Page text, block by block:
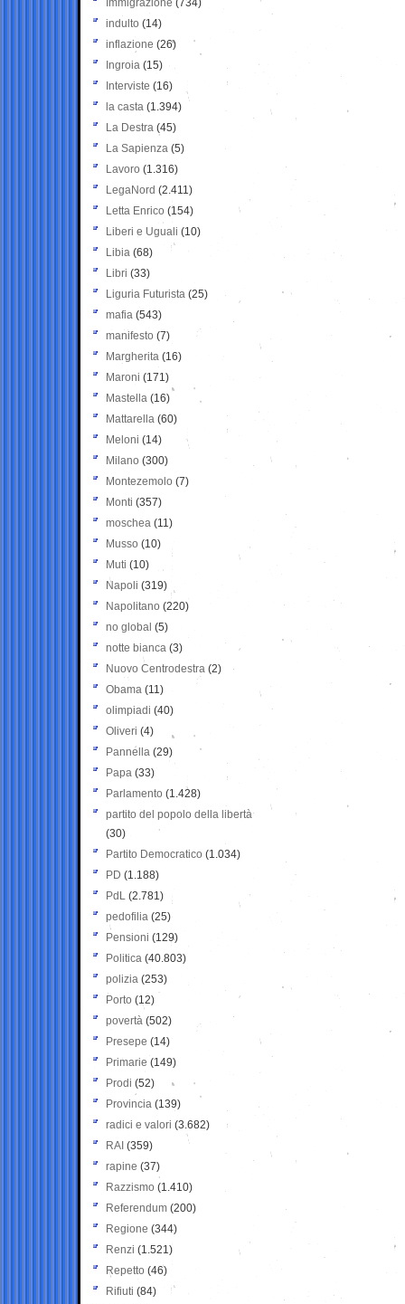
Immigrazione (734)
indulto (14)
inflazione (26)
Ingroia (15)
Interviste (16)
la casta (1.394)
La Destra (45)
La Sapienza (5)
Lavoro (1.316)
LegaNord (2.411)
Letta Enrico (154)
Liberi e Uguali (10)
Libia (68)
Libri (33)
Liguria Futurista (25)
mafia (543)
manifesto (7)
Margherita (16)
Maroni (171)
Mastella (16)
Mattarella (60)
Meloni (14)
Milano (300)
Montezemolo (7)
Monti (357)
moschea (11)
Musso (10)
Muti (10)
Napoli (319)
Napolitano (220)
no global (5)
notte bianca (3)
Nuovo Centrodestra (2)
Obama (11)
olimpiadi (40)
Oliveri (4)
Pannella (29)
Papa (33)
Parlamento (1.428)
partito del popolo della libertà
(30)
Partito Democratico (1.034)
PD (1.188)
PdL (2.781)
pedofilia (25)
Pensioni (129)
Politica (40.803)
polizia (253)
Porto (12)
povertà (502)
Presepe (14)
Primarie (149)
Prodi (52)
Provincia (139)
radici e valori (3.682)
RAI (359)
rapine (37)
Razzismo (1.410)
Referendum (200)
Regione (344)
Renzi (1.521)
Repetto (46)
Rifiuti (84)